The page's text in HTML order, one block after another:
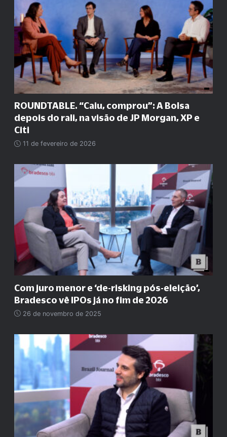
ROUNDTABLE. “Caiu, comprou”: A Bolsa
depois do rali, na visão de JP Morgan, XP e
Citi
11 de fevereiro de 2026
Com juro menor e ‘de-risking pós-eleição’,
Bradesco vê IPOs já no fim de 2026
26 de novembro de 2025